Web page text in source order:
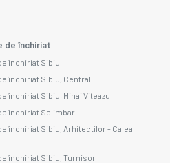
de închiriat
închiriat Sibiu
închiriat Sibiu, Central
închiriat Sibiu, Mihai Viteazul
închiriat Selimbar
închiriat Sibiu, Arhitectilor - Calea
închiriat Sibiu, Turnisor